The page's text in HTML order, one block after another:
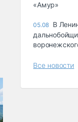
«Амур»
05.08 В
Все новости